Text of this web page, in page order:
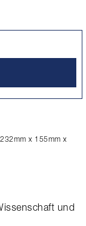
x 155mm x
und